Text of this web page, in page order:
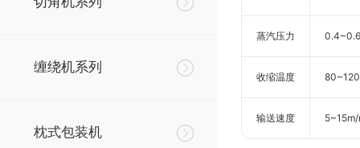
缠绕机系列
枕式包装机
蒸汽压力
收缩温度
输送速度